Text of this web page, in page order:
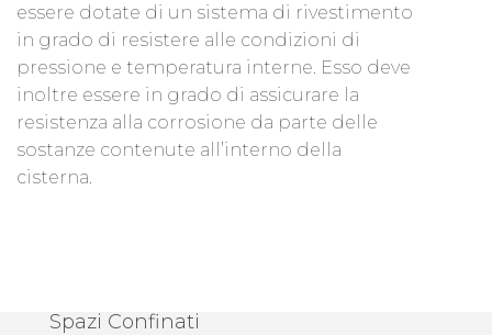
essere dotate di un sistema di rivestimento
in grado di resistere alle condizioni di
pressione e temperatura interne. Esso deve
inoltre essere in grado di assicurare la
resistenza alla corrosione da parte delle
sostanze contenute all’interno della
cisterna.
Spazi Confinati